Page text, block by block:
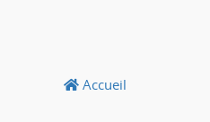
Accueil